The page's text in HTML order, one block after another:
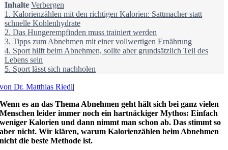
Inhalte Verbergen
1. Kalorienzählen mit den richtigen Kalorien: Sattmacher statt
schnelle Kohlenhydrate
2. Das Hungerempfinden muss trainiert werden
3. Tipps zum Abnehmen mit einer vollwertigen Ernährung
4. Sport hilft beim Abnehmen, sollte aber grundsätzlich Teil des
Lebens sein
5. Sport lässt sich nachholen
von Dr. Matthias Riedl|
Wenn es an das Thema Abnehmen geht hält sich bei ganz vielen
Menschen leider immer noch ein hartnäckiger Mythos: Einfach
weniger Kalorien und dann nimmt man schon ab. Das stimmt so
aber nicht. Wir klären, warum Kalorienzählen beim Abnehmen
nicht die beste Methode ist.